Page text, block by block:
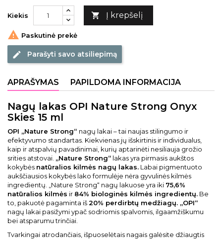
Kiekis  Į krepšelį
 Paskutinė prekė
edit Parašyti savo atsiliepimą
APRAŠYMAS PAPILDOMA INFORMACIJA
Nagų lakas OPI Nature Strong Onyx
Skies 15 ml
OPI „Nature Strong“ nagų lakai – tai naujas stilingumo ir
efektyvumo standartas. Kiekvienas jų išskirtinis ir individualus,
kaip ir atspalvių pavadinimai, kurių aptarinėti nesiliauja grožio
srities atstovai. „Nature Strong“ lakas yra pirmasis aukštos
kokybės natūralios kilmės nagų lakas. Labai pigmentuoto
aukščiausios kokybės lako formulėje nėra gyvulinės kilmės
ingredientų. „Nature Strong“ nagų lakuose yra iki 75,6%
natūralios kilmės ir 84% biologinės kilmės ingredientų. Be
to, pakuotė pagaminta iš20% perdirbtų medžiagų. „OPI“
nagų lakai pasižymi ypač sodriomis spalvomis, ilgaamžiškumu
bei atsparumu trinčiai.
Tvarkingai atrodančiais, išpuoselėtais nagais galėsite džiaugtis